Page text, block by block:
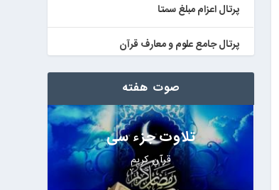
پرتال اعزام مبلغ سمتا
پرتال جامع علوم و معارف قرآن
صوت هفته
تلاوت جزء سی
قرآن کریم